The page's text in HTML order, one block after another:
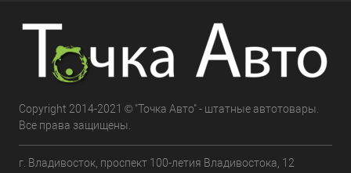
Copyright 2014-2021 © "Точка Авто" - штатные автотовары.
Все права защищены.
г. Владивосток, проспект 100-летия Владивостока, 12